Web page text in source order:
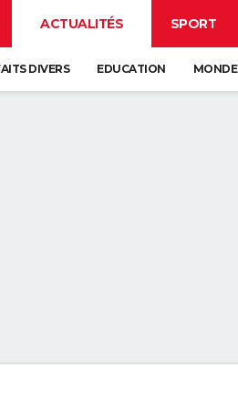
ACTUALITÉS SPORT
DIVERS EDUCATION MONDE